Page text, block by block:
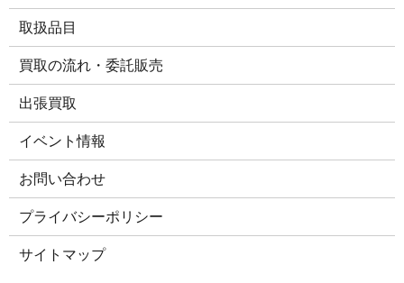
取扱品目
買取の流れ・委託販売
出張買取
イベント情報
お問い合わせ
プライバシーポリシー
サイトマップ